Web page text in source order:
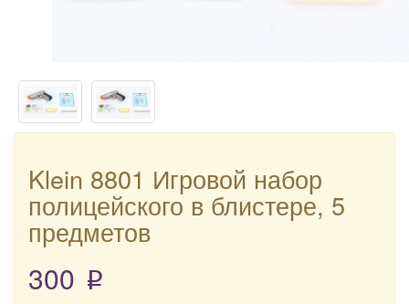
Klein 8801 Игровой набор
полицейского в блистере, 5
предметов
300 p